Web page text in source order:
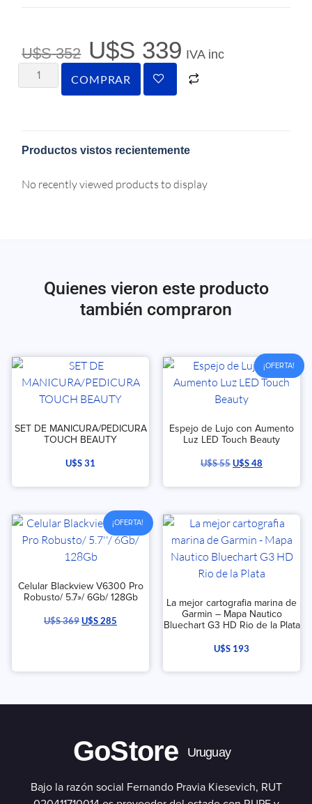
U$S352 U$S 339 IVA inc
COMPRAR
Productos vistos recientemente
No recently viewed products to display
Quienes vieron este producto
también compraron
SET DE MANICURA/PEDICURA
TOUCH BEAUTY
U$S31
¡OFERTA!
Espejo de Lujo con Aumento
Luz LED Touch Beauty
U$S55U$S48
¡OFERTA!
Celular Blackview V6300 Pro
Robusto/ 5.7»/ 6Gb/ 128Gb
U$S369U$S285
La mejor cartografia marina de
Garmin – Mapa Nautico
Bluechart G3 HD Rio de la Plata
U$S 193
GoStore Uruguay
Bajo la razón social Fernando Pravia Kiesevich, RUT